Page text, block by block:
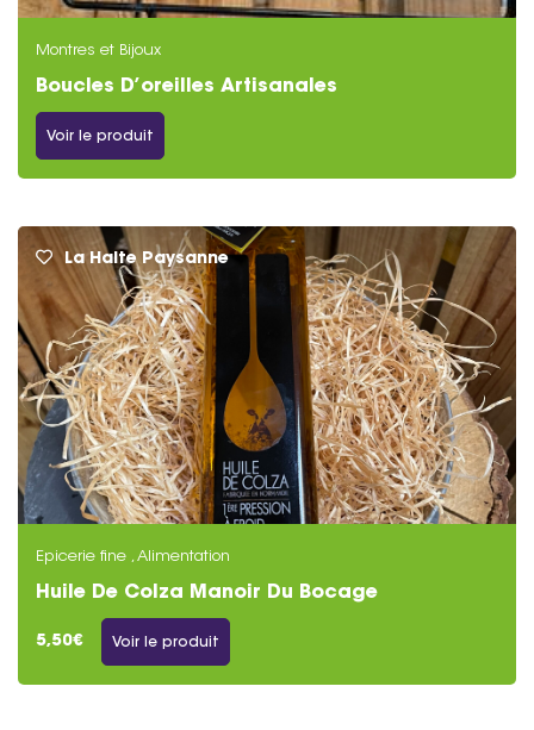
Montres et Bijoux
Boucles D’oreilles Artisanales
Voir le produit
La Halte Paysanne
Epicerie fine , Alimentation
Huile De Colza Manoir Du Bocage
5,50€ Voir le produit